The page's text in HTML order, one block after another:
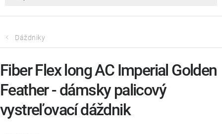
Polstre a sedáky
Lavice a hojdačky
Dáždniky
Fiber Flex long AC Imperial Golden
Feather - dámsky palicový
vystreľovací dáždnik